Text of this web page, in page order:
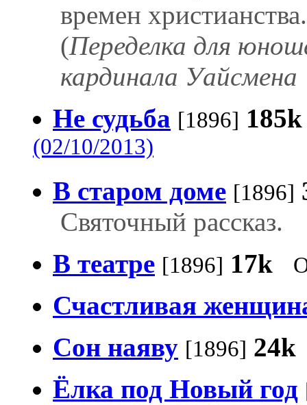
времен христианства.
(Переделка для
кардинала Уайсмена
Не судьба [1896] 185k
(02/10/2013)
В старом доме [1896]
Святочный рассказ.
В театре [1896] 17k
Счастливая
Сон наяву [1896] 24k
Ёлка под Новый год